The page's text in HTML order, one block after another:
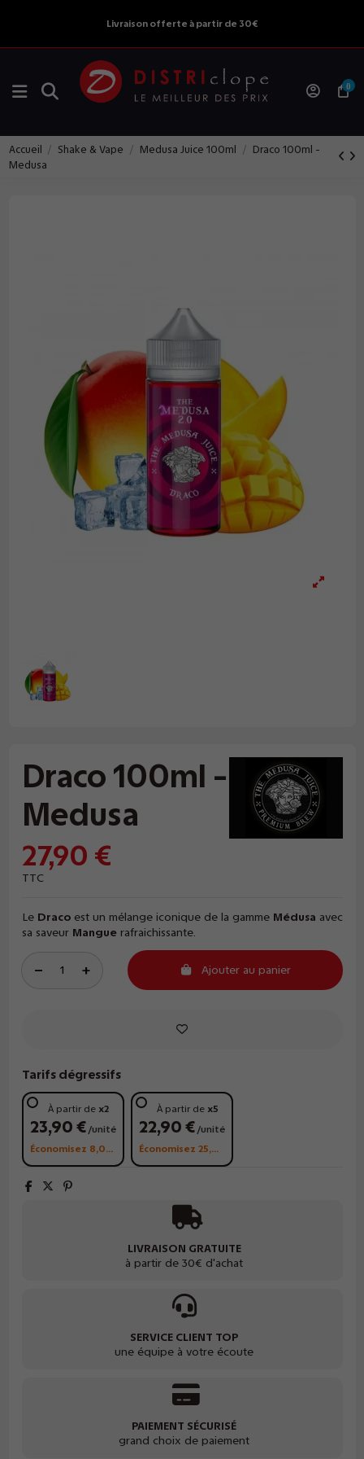
Livraison offerte à partir de 30€
0
Accueil Shake & Vape Medusa Juice 100ml
Draco 100ml -
Medusa
Draco 100ml -
Medusa
27,90 €
TTC
Le Dracoest un mélange iconique de la gamme Médusa avec
sa saveur Manguerafraichissante.
Ajouter au panier
Tarifs dégressifs
À partir de x2
23,90 € /unité
Économisez 8,00 €
À partir de x5
22,90 € /unité
Économisez 25,00 €
LIVRAISON GRATUITE
à partir de 30€ d'achat
SERVICE CLIENT TOP
une équipe à votre écoute
PAIEMENT SÉCURISÉ
grand choix de paiement